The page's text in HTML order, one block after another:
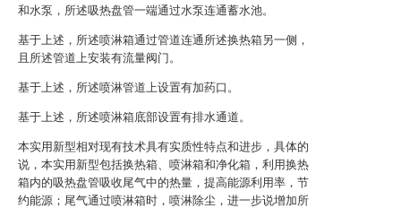
和水泵，所述吸热盘管一端通过水泵连通蓄水池。
基于上述，所述喷淋箱通过管道连通所述换热箱另一侧，
且所述管道上安装有流量阀门。
基于上述，所述喷淋管道上设置有加药口。
基于上述，所述喷淋箱底部设置有排水通道。
本实用新型相对现有技术具有实质性特点和进步，具体的
说，本实用新型包括换热箱、喷淋箱和净化箱，利用换热
箱内的吸热盘管吸收尾气中的热量，提高能源利用率，节
约能源；尾气通过喷淋箱时，喷淋除尘，进一步说增加所